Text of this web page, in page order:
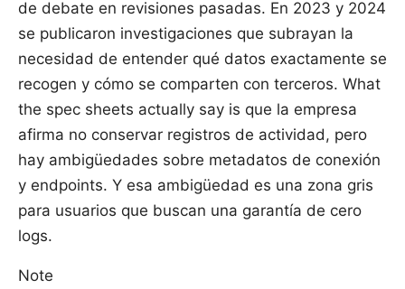
de debate en revisiones pasadas. En 2023 y 2024
se publicaron investigaciones que subrayan la
necesidad de entender qué datos exactamente se
recogen y cómo se comparten con terceros. What
the spec sheets actually say is que la empresa
afirma no conservar registros de actividad, pero
hay ambigüedades sobre metadatos de conexión
y endpoints. Y esa ambigüedad es una zona gris
para usuarios que buscan una garantía de cero
logs.
Note